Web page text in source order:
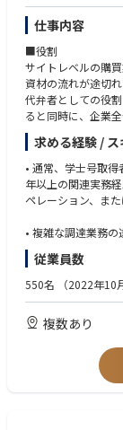
＜当社製品の主な利
・機能性材料：エ
品に用いられる特
・基礎化学品：住
剤原料など
・電子材料 ： デ
度溶剤など
仕事内容
■役割
サイトレベルの購
資材の流れが途切
代弁者としての役
ると同時に、企業
を確保します。生
パフォーマンスに
導します。計画、
連携し、リスクを
約、品不足、およ
し、一貫した実行
します。サプライ
率を向上させる継
• 供給制約、資材
のエスカレーショ
求める経験 / ス
• 通常、学士号取得者で8年以上の関連実務経験、または修士号取得者で6
年以上の関連実務
ペレーション、ま
• 複雑な調達業務の遂行、供給の継続性、サプライヤーのパフォーマン
ス、および例外管
• 調達業務、購買プロセス、供給計画の概念、およびERP/MRPシステム
• 企画、運用、品質、物流、財務、調達の各チームにまたがる部門横断的
な課題解決を主導
従業員数
550名 （2022年10
複数あり